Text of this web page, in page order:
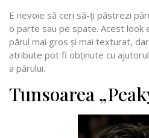
E nevoie să ceri să-ți păstrezi
o parte sau pe spate. Acest look
părul mai gros și mai texturat,
atribute pot fi obținute cu
a părului.
Tunsoarea